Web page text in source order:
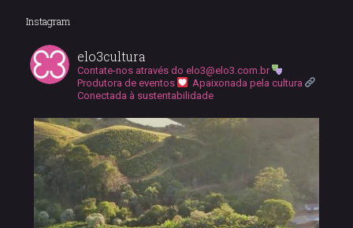
Instagram
elo3cultura
Contate-nos através do elo3@elo3.com.br
Produtora de eventos
Apaixonada pela cultura
Conectada à sustentabilidade